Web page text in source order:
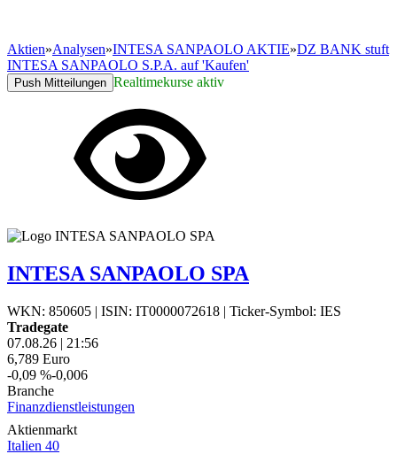
Aktien»Analysen»INTESA SANPAOLO AKTIE»DZ BANK stuft
INTESA SANPAOLO S.P.A. auf 'Kaufen'
Push Mitteilungen Realtimekurse aktiv
INTESA SANPAOLO SPA
WKN: 850605 | ISIN: IT0000072618 | Ticker-Symbol: IES
Tradegate
07.08.26 | 21:56
6,789 Euro
-0,09 %-0,006
Branche
Finanzdienstleistungen
Aktienmarkt
Italien 40